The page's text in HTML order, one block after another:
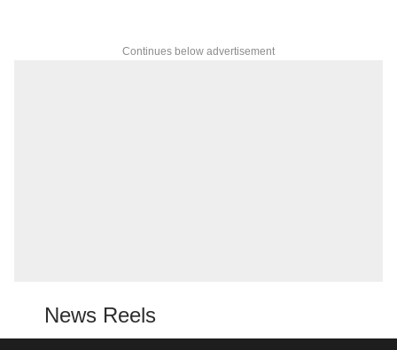
Continues below advertisement
News Reels